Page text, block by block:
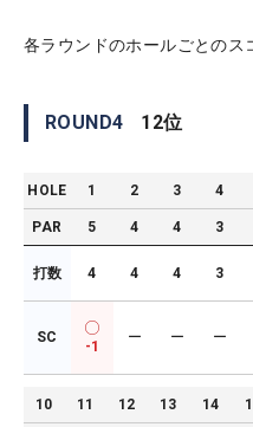
各ラウンドのホールごとのス
ROUND4 12位
HOLE 1 2 3 4
PAR 5 4 4 3
打数 4 4 4 3
SC
-1
ー ー ー
10 11 12 13 14